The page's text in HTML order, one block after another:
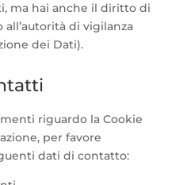
ma hai anche il diritto di
di vigilanza
dei Dati).
riguardo la Cookie
per favore
dati di contatto: